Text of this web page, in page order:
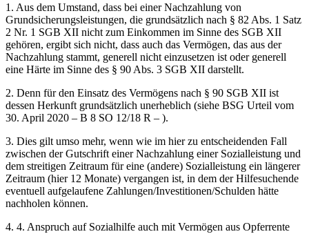
1. Aus dem Umstand, dass bei einer Nachzahlung von
Grundsicherungsleistungen, die grundsätzlich nach § 82 Abs. 1 Satz
2 Nr. 1 SGB XII nicht zum Einkommen im Sinne des SGB XII
gehören, ergibt sich nicht, dass auch das Vermögen, das aus der
Nachzahlung stammt, generell nicht einzusetzen ist oder generell
eine Härte im Sinne des § 90 Abs. 3 SGB XII darstellt.
2. Denn für den Einsatz des Vermögens nach § 90 SGB XII ist
dessen Herkunft grundsätzlich unerheblich (siehe BSG Urteil vom
30. April 2020 – B 8 SO 12/18 R – ).
3. Dies gilt umso mehr, wenn wie im hier zu entscheidenden Fall
zwischen der Gutschrift einer Nachzahlung einer Sozialleistung und
dem streitigen Zeitraum für eine (andere) Sozialleistung ein längerer
Zeitraum (hier 12 Monate) vergangen ist, in dem der Hilfesuchende
eventuell aufgelaufene Zahlungen/Investitionen/Schulden hätte
nachholen können.
4. 4. Anspruch auf Sozialhilfe auch mit Vermögen aus Opferrente